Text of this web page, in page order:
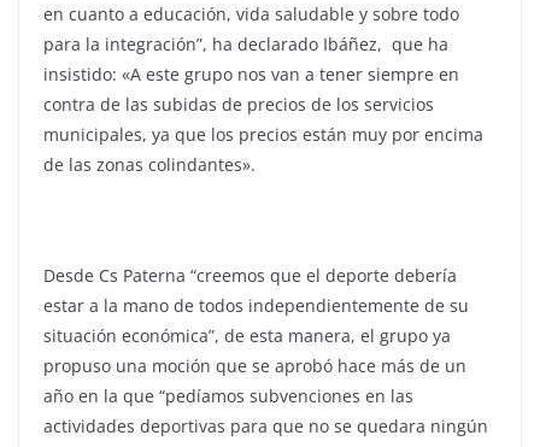
en cuanto a educación, vida saludable y sobre todo
para la integración”, ha declarado Ibáñez, que ha
insistido: «A este grupo nos van a tener siempre en
contra de las subidas de precios de los servicios
municipales, ya que los precios están muy por encima
de las zonas colindantes».
Desde Cs Paterna “creemos que el deporte debería
estar a la mano de todos independientemente de su
situación económica”, de esta manera, el grupo ya
propuso una moción que se aprobó hace más de un
año en la que “pedíamos subvenciones en las
actividades deportivas para que no se quedara ningún